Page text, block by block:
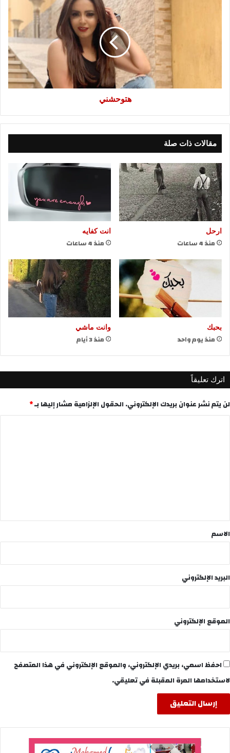
هتوحشني
مقالات ذات صلة
ارحل
منذ 4 ساعات
انت كفايه
منذ 4 ساعات
بحبك
منذ يوم واحد
وانت ماشي
منذ 3 أيام
اترك تعليقاً
لن يتم نشر عنوان بريدك الإلكتروني. الحقول الإلزامية مشار إليها بـ*
*
الاسم
البريد الإلكتروني
الموقع الإلكتروني
احفظ اسمي، بريدي الإلكتروني، والموقع الإلكتروني في هذا المتصفح
لاستخدامها المرة المقبلة في تعليقي.